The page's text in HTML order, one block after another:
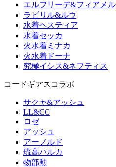
エルフリーデ&フィアメル
ラビリル&ルウ
水着ヘスティア
水着セッカ
火水着ミナカ
火水着ドーナ
究極イシス&ネフティス
コードギアスコラボ
サクヤ&アッシュ
LL&CC
ロゼ
アッシュ
アーノルド
琉高ハルカ
物部勲